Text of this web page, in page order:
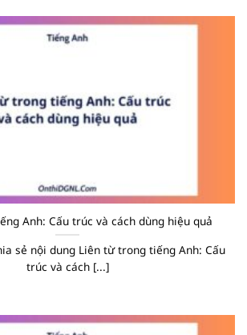
Anh: Cấu trúc và cách dùng hiệu quả
sẻ nội dung Liên từ trong tiếng Anh: Cấu
trúc và cách [...]